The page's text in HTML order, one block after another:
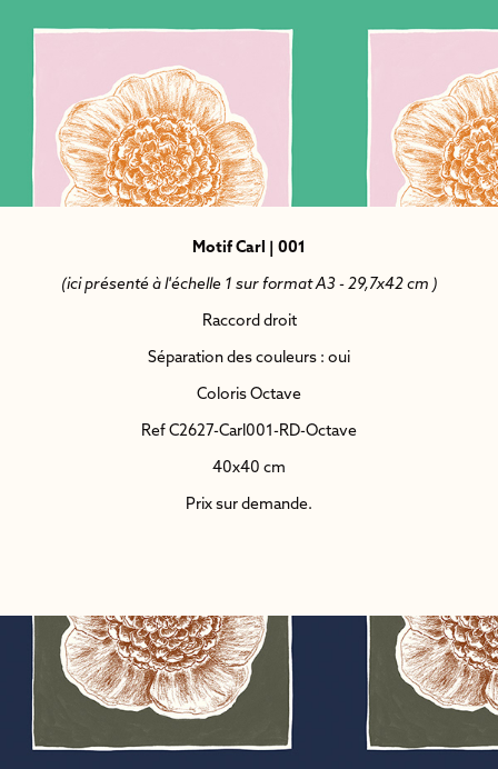
Motif Carl | 001
(ici présenté à l'échelle 1 sur format A3 - 29,7x42 cm )
Raccord droit
Séparation des couleurs : oui
Coloris Octave
Ref C2627-Carl001-RD-Octave
40x40 cm
Prix sur demande.